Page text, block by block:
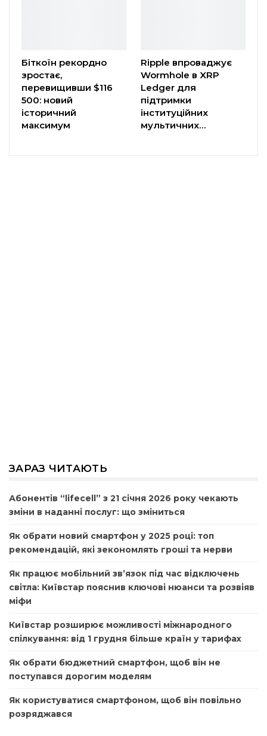
Біткоїн рекордно
зростає,
перевищивши $116
500: новий
історичний
максимум
Ripple впроваджує
Wormhole в XRP
Ledger для
підтримки
інституційних
мультичних…
ЗАРАЗ ЧИТАЮТЬ
Абонентів “lifecell” з 21 січня 2026 року чекають
зміни в наданні послуг: що зміниться
Як обрати новий смартфон у 2025 році: топ
рекомендацій, які зекономлять гроші та нерви
Як працює мобільний зв’язок під час відключень
світла: Київстар пояснив ключові нюанси та розвіяв
міфи
Київстар розширює можливості міжнародного
спілкування: від 1 грудня більше країн у тарифах
Як обрати бюджетний смартфон, щоб він не
поступався дорогим моделям
Як користуватися смартфоном, щоб він повільно
розряджався